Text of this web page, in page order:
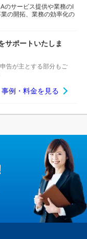
のサービス提供や業務のI
の開拓、業務の効率化の
サポートいたしま
告が主とする部分もご
事例・料金を見る